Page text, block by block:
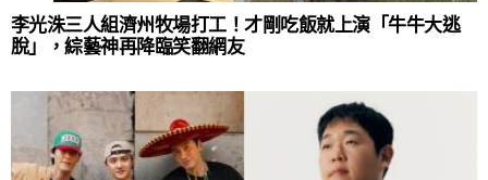
李光洙三人組濟州牧場打工！才剛吃飯就上演「牛牛大逃
脫」，綜藝神再降臨笑翻網友